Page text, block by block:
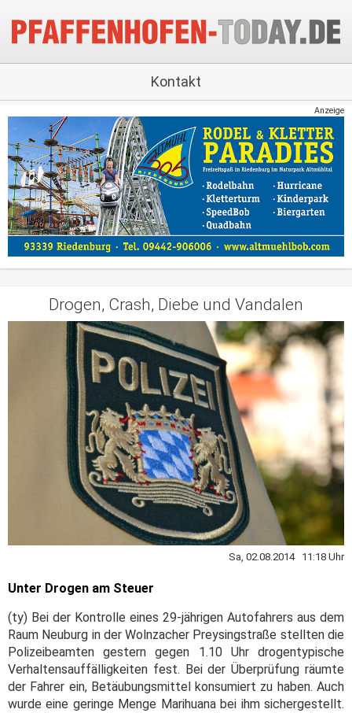
Kontakt
Anzeige
Drogen, Crash, Diebe und Vandalen
Sa, 02.08.2014 11:18 Uhr
Unter Drogen am Steuer
(ty) Bei der Kontrolle eines 29-jährigen Autofahrers aus dem
Raum Neuburg in der Wolnzacher Preysingstraße stellten die
Polizeibeamten gestern gegen 1.10 Uhr drogentypische
Verhaltensauffälligkeiten fest. Bei der Überprüfung räumte
der Fahrer ein, Betäubungsmittel konsumiert zu haben. Auch
wurde eine geringe Menge Marihuana bei ihm sichergestellt.